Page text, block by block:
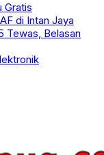
Gratis
di Intan Jaya
Tewas, Belasan